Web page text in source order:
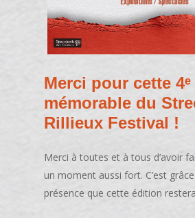
Merci pour cette
mémorable du
Rillieux Festival !
Merci à toutes et à tous d’avoir
un moment aussi fort. C’est
présence que cette édition